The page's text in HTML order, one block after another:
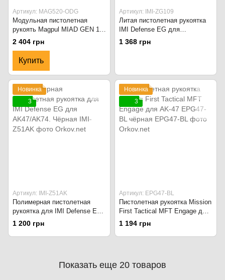
Артикул: MAG520-ODG
Модульная пистолетная
рукоять Magpul MIAD GEN 1.1
Grip Kit Type 1 для AR10/AR15
MAG520-ODG Olive Drab
Green
2 404 грн
Купить
Артикул: IMI-ZG109
Литая пистолетная рукоятка
IMI Defense EG для
AK47/AK74. Чёрный
1 368 грн
Новинка
3
Артикул: IMI-Z51AK
Полимерная пистолетная
рукоятка для IMI Defense EG
для AK47/AK74. Чёрная
1 200 грн
Новинка
3
Артикул: EPG47-BL
Пистолетная рукоятка Mission
First Tactical MFT Engage для
AK-47 EPG47-BL чёрная
1 194 грн
Показать еще 20 товаров